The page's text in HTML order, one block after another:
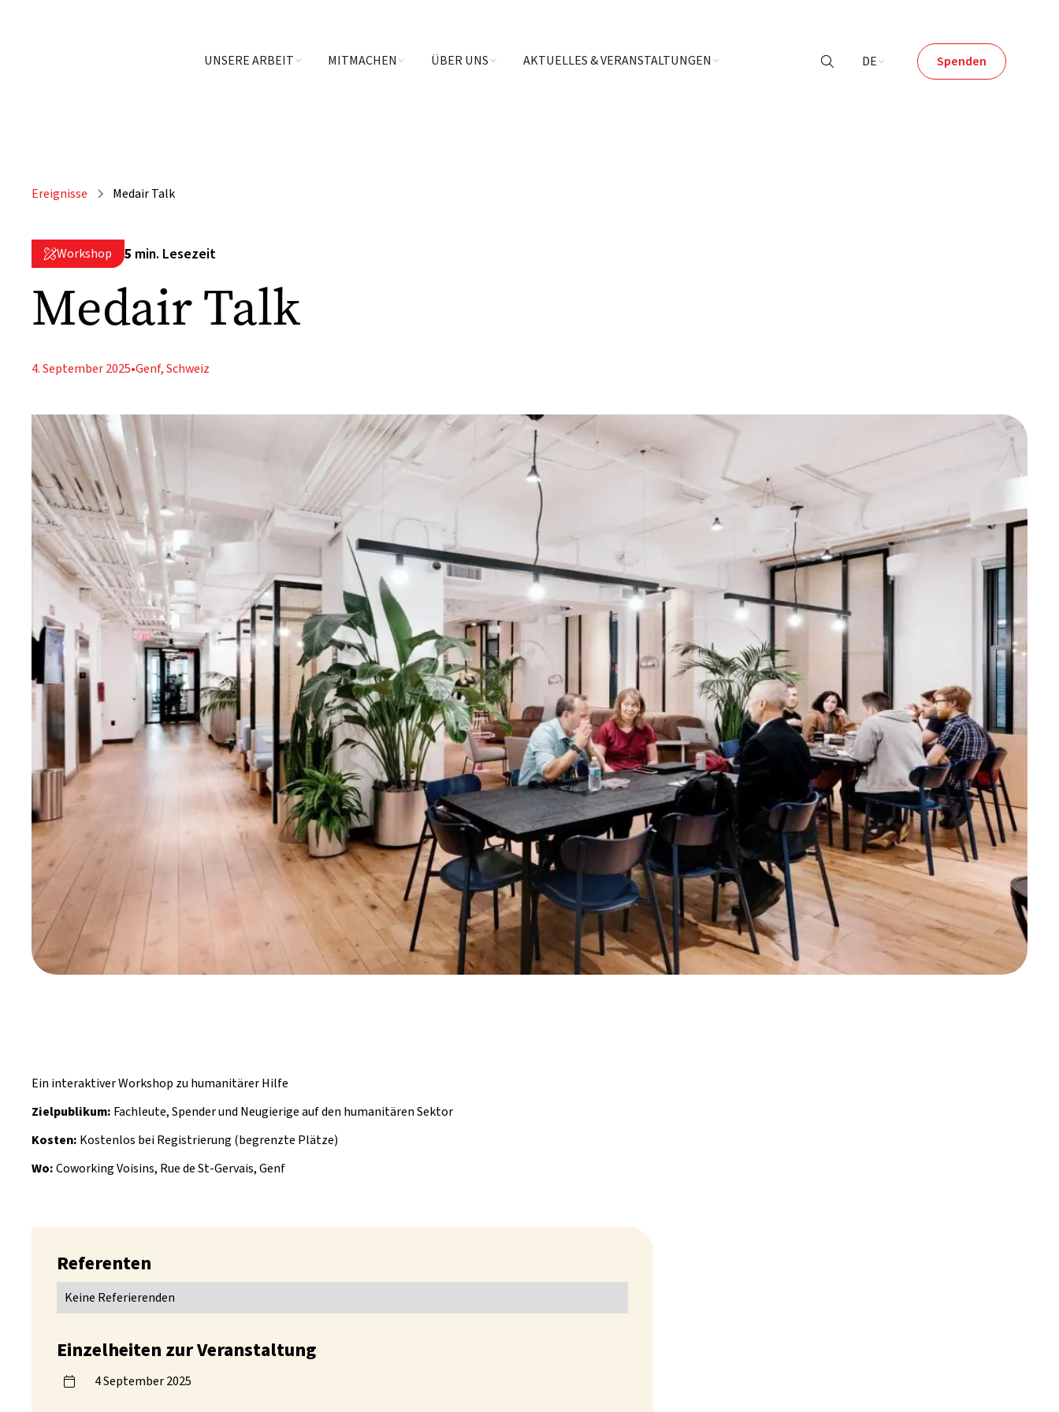
UNSERE ARBEIT MITMACHEN ÜBER UNS AKTUELLES & VERANSTALTUNGEN  DE Spenden
Ereignisse Medair Talk
Workshop 5 min. Lesezeit
Medair Talk
4. September 2025•Genf, Schweiz
Ein interaktiver Workshop zu humanitärer Hilfe
Zielpublikum: Fachleute, Spender und Neugierige auf den humanitären Sektor
Kosten: Kostenlos bei Registrierung (begrenzte Plätze)
Wo:Coworking Voisins, Rue de St-Gervais, Genf
Referenten
Keine Referierenden
Einzelheiten zur Veranstaltung
 4 September 2025